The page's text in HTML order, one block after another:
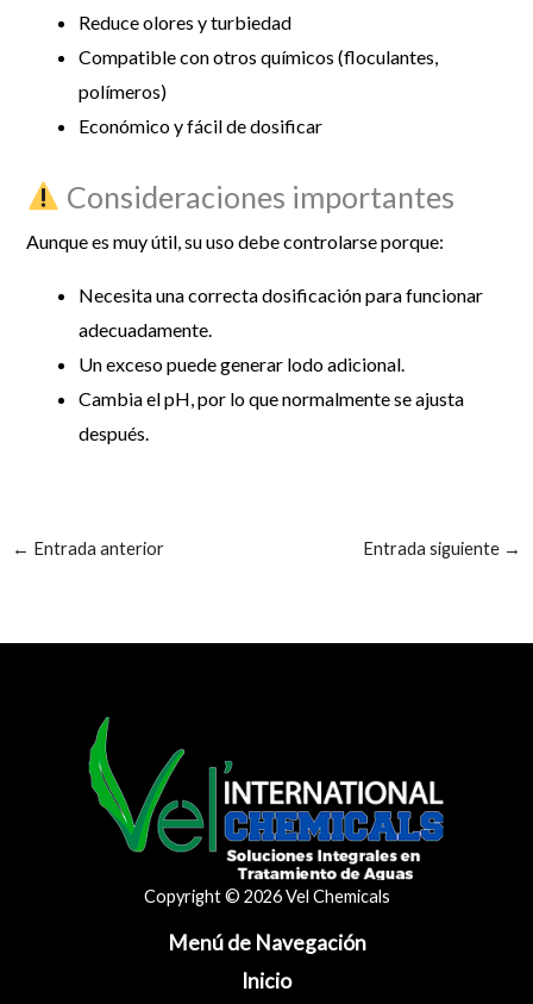
Reduce olores y turbiedad
Compatible con otros químicos (floculantes,
polímeros)
Económico y fácil de dosificar
Consideraciones importantes
Aunque es muy útil, su uso debe controlarse porque:
Necesita una correcta dosificación para funcionar
adecuadamente.
Un exceso puede generar lodo adicional.
Cambia el pH, por lo que normalmente se ajusta
después.
← Entrada anterior Entrada siguiente →
Copyright © 2026 Vel Chemicals
Menú de Navegación
Inicio